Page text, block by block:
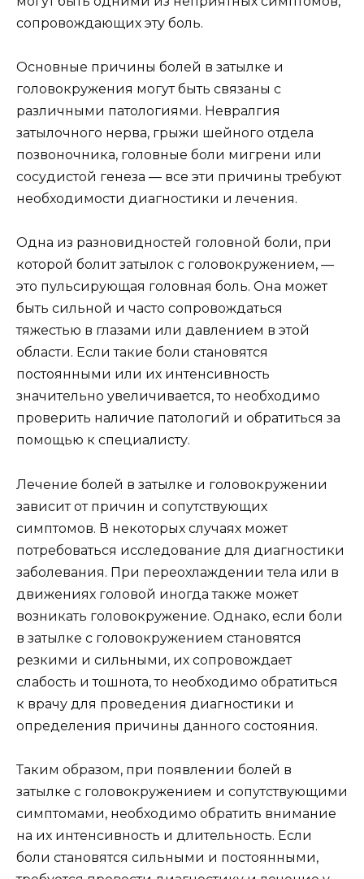
сопровождающих эту боль.
Основные причины болей в затылке и
головокружения могут быть связаны с
различными патологиями. Невралгия
затылочного нерва, грыжи шейного отдела
позвоночника, головные боли мигрени или
сосудистой генеза — все эти причины требуют
необходимости диагностики и лечения.
Одна из разновидностей головной боли, при
которой болит затылок с головокружением, —
это пульсирующая головная боль. Она может
быть сильной и часто сопровождаться
тяжестью в глазами или давлением в этой
области. Если такие боли становятся
постоянными или их интенсивность
значительно увеличивается, то необходимо
проверить наличие патологий и обратиться за
помощью к специалисту.
Лечение болей в затылке и головокружении
зависит от причин и сопутствующих
симптомов. В некоторых случаях может
потребоваться исследование для диагностики
заболевания. При переохлаждении тела или в
движениях головой иногда также может
возникать головокружение. Однако, если боли
в затылке с головокружением становятся
резкими и сильными, их сопровождает
слабость и тошнота, то необходимо обратиться
к врачу для проведения диагностики и
определения причины данного состояния.
Таким образом, при появлении болей в
затылке с головокружением и сопутствующими
симптомами, необходимо обратить внимание
на их интенсивность и длительность. Если
боли становятся сильными и постоянными,